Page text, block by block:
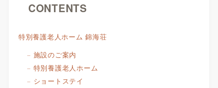
CONTENTS
特別養護老人ホーム 錦海荘
施設のご案内
特別養護老人ホーム
ショートステイ